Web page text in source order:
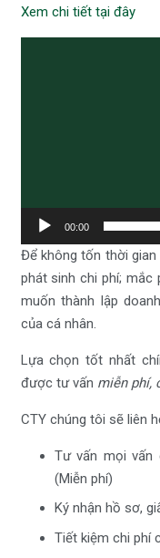
Xem chi tiết tại đây
00:00
Để không tốn thời
phát sinh chi phí; mắc
muốn thành lập
của cá nhân.
Lựa chọn tốt nhất
được tư vấn miễn phí,
CTY chúng tôi sẽ liên
Tư vấn mọi vấn
(Miễn phí)
Ký nhận hồ sơ,
Tiết kiệm chi phí